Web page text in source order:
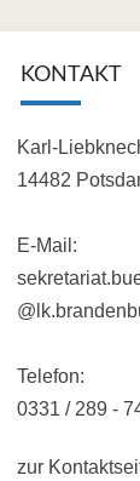
KONTAKT
Karl-
14482
E-Mail:
Telefon:
0331 / 289 -
zur